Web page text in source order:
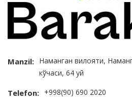
Manzil: Наманган вилояти,
кўчаси, 64 уй
Telefon: +998(90) 690 2020